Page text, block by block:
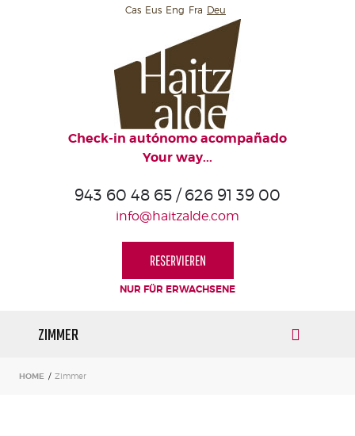
Cas Eus Eng Fra Deu
Check-in autónomo acompañado
Your way...
943 60 48 65 / 626 91 39 00
info@haitzalde.com
RESERVIEREN
NUR FÜR ERWACHSENE
ZIMMER
STANDORT
KONTAKT
HOME / Zimmer